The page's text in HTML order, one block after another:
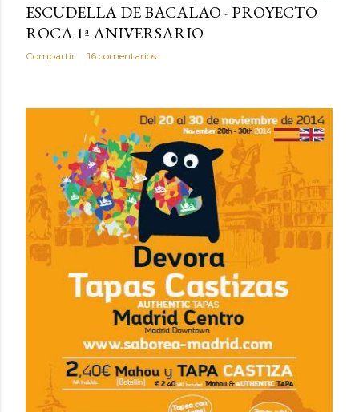
ESCUDELLA DE BACALAO - PROYECTO
ROCA 1ª ANIVERSARIO
Compartir 16 comentarios